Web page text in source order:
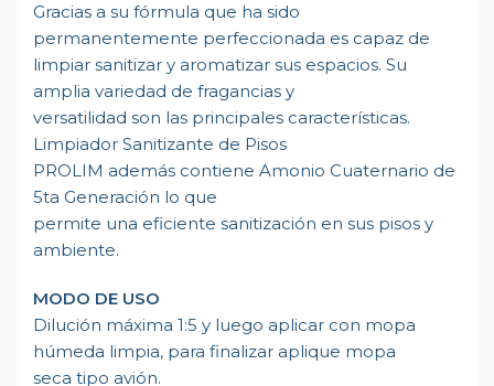
Gracias a su fórmula que ha sido
permanentemente perfeccionada es capaz de
limpiar sanitizar y aromatizar sus espacios. Su
amplia variedad de fragancias y
versatilidad son las principales características.
Limpiador Sanitizante de Pisos
PROLIM además contiene Amonio Cuaternario de
5ta Generación lo que
permite una eficiente sanitización en sus pisos y
ambiente.
MODO DE USO
Dilución máxima 1:5 y luego aplicar con mopa
húmeda limpia, para finalizar aplique mopa
seca tipo avión.